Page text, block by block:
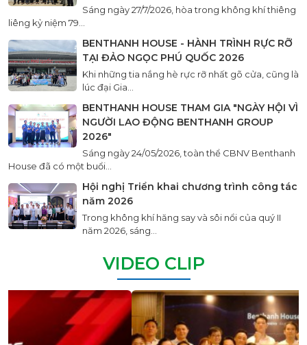
Sáng ngày 27/7/2026, hòa trong không khí thiêng
liêng kỷ niệm 79...
BENTHANH HOUSE - HÀNH TRÌNH RỰC RỠ
TẠI ĐẢO NGỌC PHÚ QUỐC 2026
Khi những tia nắng hè rực rỡ nhất gõ cửa, cũng là
lúc đại Gia...
BENTHANH HOUSE THAM GIA "NGÀY HỘI VÌ
NGƯỜI LAO ĐỘNG BENTHANH GROUP
2026"
Sáng ngày 24/05/2026, toàn thể CBNV Benthanh
House đã có một buổi...
Hội nghị Triển khai chương trình công tác
năm 2026
Trong không khí hăng say và sôi nổi của quý II
năm 2026, sáng...
VIDEO CLIP